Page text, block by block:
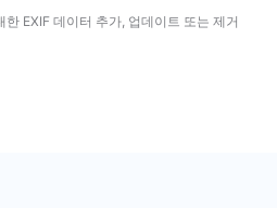
EXIF ​​데이터 추가, 업데이트 또는 제거